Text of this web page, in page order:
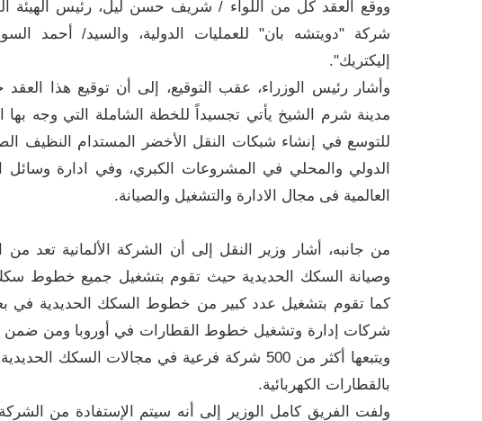
ووقع العقد كل من اللواء / شريف حسن ليل، رئيس الهيئة
شركة "دويتشه بان" للعمليات الدولية، والسيد/ أحمد
إليكتريك".
مدينة شرم الشيخ يأتي تجسيداً للخطة الشاملة التي وجه
للتوسع في إنشاء شبكات النقل الأخضر المستدام النظيف
الدولي والمحلي في المشروعات الكبري، وفي ادارة وسائل
العالمية فى مجال الادارة والتشغيل والصيانة.
من جانبه، أشار وزير النقل إلى أن الشركة الألمانية تعد
كما تقوم بتشغيل عدد كبير من خطوط السكك الحديدية في
شركات إدارة وتشغيل خطوط القطارات في أوروبا ومن ضمن
ويتبعها أكثر من 500 شركة فرعية في مجالات السكك
بالقطارات الكهربائية.
ولفت الفريق كامل الوزير إلى أنه سيتم الإستفادة من